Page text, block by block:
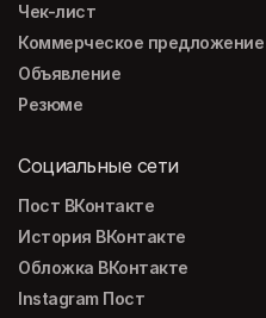
Чек-лист
Коммерческое предложение
Объявление
Резюме
Социальные сети
Пост ВКонтакте
История ВКонтакте
Обложка ВКонтакте
Instagram Пост